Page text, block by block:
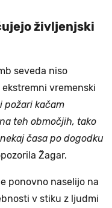
življenjski
seveda niso
vremenski
požari kačam
teh območjih, tako
časa po dogodku
Žagar.
ponovno naselijo na
v stiku z ljudmi